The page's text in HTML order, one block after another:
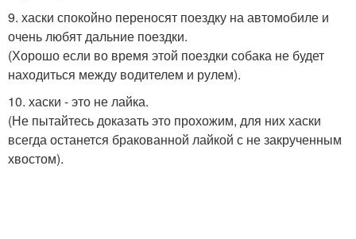
9. хаски спокойно переносят поездку на автомобиле и
очень любят дальние поездки.
(Хорошо если во время этой поездки собака не будет
находиться между водителем и рулем).
10. хаски - это не лайка.
(Не пытайтесь доказать это прохожим, для них хаски
всегда останется бракованной лайкой с не закрученным
хвостом).